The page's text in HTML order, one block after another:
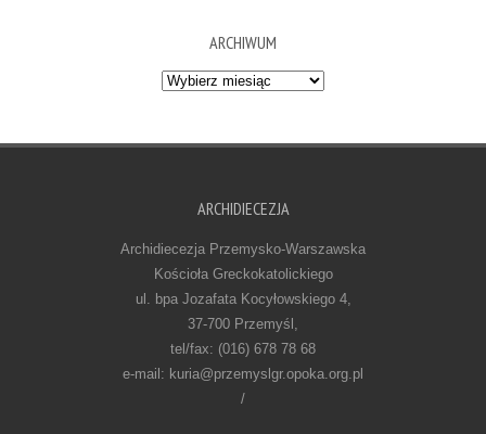
ARCHIWUM
Archiwum
ARCHIDIECEZJA
Archidiecezja Przemysko-Warszawska
Kościoła Greckokatolickiego
ul. bpa Jozafata Kocyłowskiego 4,
37-700 Przemyśl,
tel/fax: (016) 678 78 68
e-mail: kuria@przemyslgr.opoka.org.pl
/